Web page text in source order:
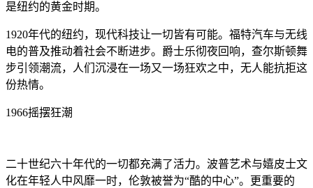
是纽约的黄金时期。
1920年代的纽约，现代科技让一切皆有可能。福特汽车与无线
电的普及推动着社会不断进步。爵士乐彻夜回响，查尔斯顿舞
步引领潮流，人们沉浸在一场又一场狂欢之中，无人能抗拒这
份热情。
1966摇摆狂潮
二十世纪六十年代的一切都充满了活力。波普艺术与嬉皮士文
化在年轻人中风靡一时，伦敦被誉为“酷的中心”。更重要的